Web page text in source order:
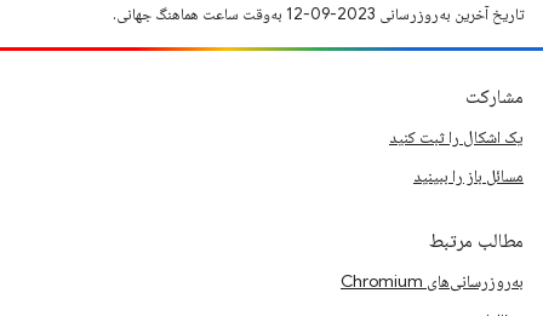
تاریخ آخرین به‌روزرسانی 2023-09-12 به‌وقت ساعت هماهنگ جهانی.
مشارکت
یک اشکال را ثبت کنید
مسائل باز را ببینید
مطالب مرتبط
به‌روزرسانی‌های Chromium